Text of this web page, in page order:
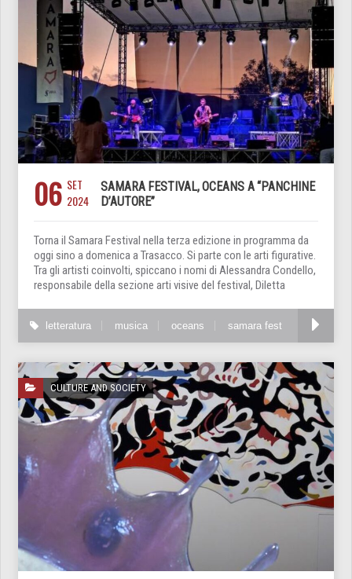
06 SET
2024
SAMARA FESTIVAL, OCEANS A “PANCHINE
D’AUTORE”
Torna il Samara Festival nella terza edizione in programma da
oggi sino a domenica a Trasacco. Si parte con le arti figurative.
Tra gli artisti coinvolti, spiccano i nomi di Alessandra Condello,
responsabile della sezione arti visive del festival, Diletta
letteratura musica oceans samara fest
CULTURE AND SOCIETY